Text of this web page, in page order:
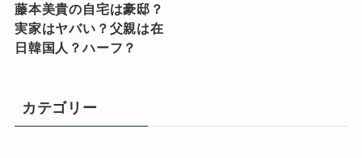
藤本美貴の自宅は豪邸？
実家はヤバい？父親は在
日韓国人？ハーフ？
カテゴリー